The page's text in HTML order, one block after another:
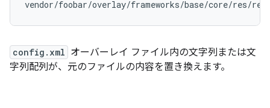
config.xml オーバーレイ ファイル内の文字列または文
字列配列が、元のファイルの内容を置き換えます。